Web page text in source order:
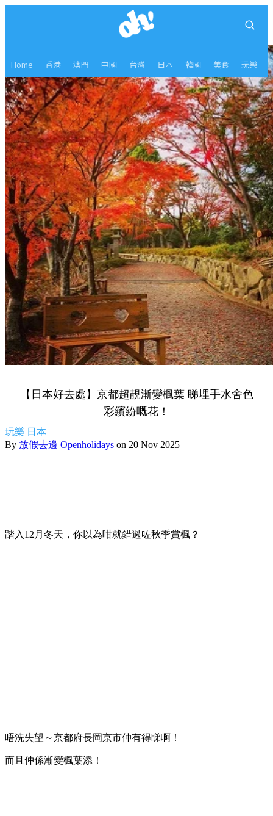
Home 香港 澳門 中國 台灣 日本 韓國 美食 玩樂
【日本好去處】京都超靚漸變楓葉 睇埋手水舍色
彩繽紛嘅花！
玩樂 日本
By 放假去邊 Openholidays on 20 Nov 2025
踏入12月冬天，你以為咁就錯過咗秋季賞楓？
唔洗失望～京都府長岡京市仲有得睇啊！
而且仲係漸變楓葉添！